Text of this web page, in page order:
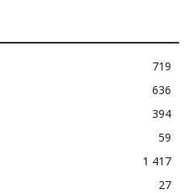
719
636
394
59
1 417
27